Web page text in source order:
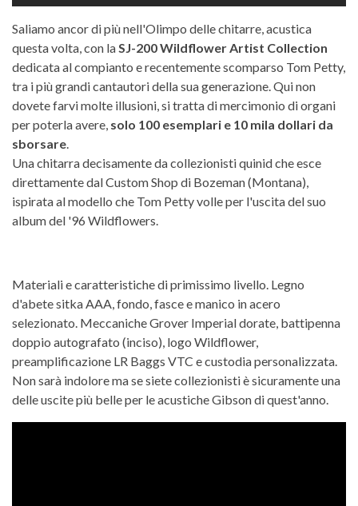
Saliamo ancor di più nell'Olimpo delle chitarre, acustica
questa volta, con laSJ-200 Wildflower Artist Collection
dedicata al compianto e recentemente scomparso Tom Petty,
tra i più grandi cantautori della sua generazione. Qui non
dovete farvi molte illusioni, si tratta di mercimonio di organi
per poterla avere, solo 100 esemplari e 10 mila dollari da
sborsare.
Una chitarra decisamente da collezionisti quinid che esce
direttamente dal Custom Shop di Bozeman (Montana),
ispirata al modello che Tom Petty volle per l'uscita del suo
album del '96 Wildflowers.
Materiali e caratteristiche di primissimo livello. Legno
d'abete sitka AAA, fondo, fasce e manico in acero
selezionato. Meccaniche Grover Imperial dorate, battipenna
doppio autografato (inciso), logo Wildflower,
preamplificazione LR Baggs VTC e custodia personalizzata.
Non sarà indolore ma se siete collezionisti è sicuramente una
delle uscite più belle per le acustiche Gibson di quest'anno.